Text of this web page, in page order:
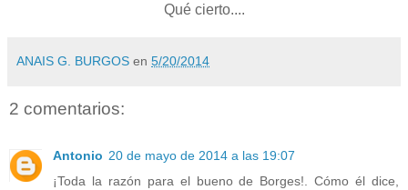
Qué cierto....
ANAIS G. BURGOS en 5/20/2014
2 comentarios:
Antonio 20 de mayo de 2014 a las 19:07
¡Toda la razón para el bueno de Borges!. Cómo él dice,